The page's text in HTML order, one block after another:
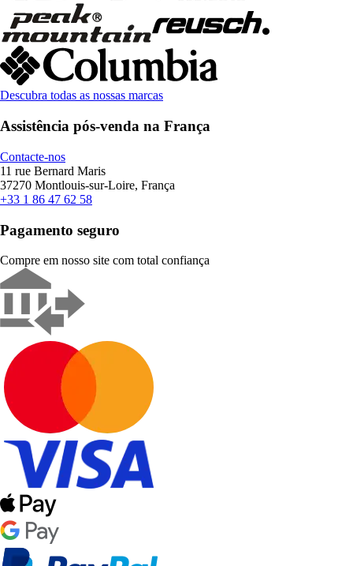
Descubra todas as nossas marcas
Assistência pós-venda na França
Contacte-nos
11 rue Bernard Maris
37270 Montlouis-sur-Loire, França
+33 1 86 47 62 58
Pagamento seguro
Compre em nosso site com total confiança